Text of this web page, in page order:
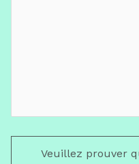
Veuillez prouver